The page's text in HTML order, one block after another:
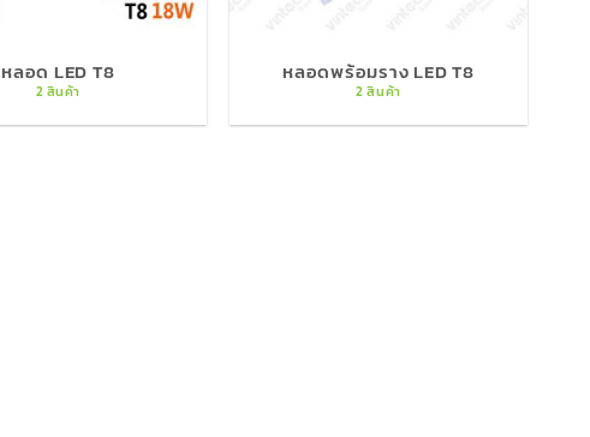
หลอด LED T8
2 สินค้า
หลอดพร้อมราง LED T8
2 สินค้า